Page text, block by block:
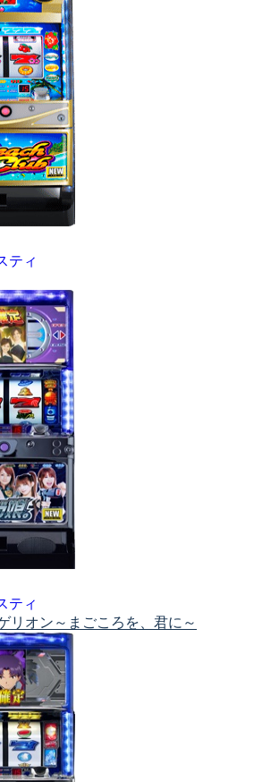
ティ
ティ
リオン～まごころを、君に～